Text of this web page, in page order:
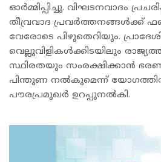
ഓർമ്മിപ്പിച്ചു. വിഘടനവാദം
തീവ്രവാദ പ്രവർത്തനങ്ങൾക്ക്
വേരോടെ പിഴുതെറിയും.
വെല്ലുവിളികൾക്കിടയിലും
സ്ഥിരതയും സംരക്ഷിക്കാൻ
പിന്തുണ നൽകുമെന്ന്
പൗരപ്രമുഖർ ഉറപ്പുനൽകി.